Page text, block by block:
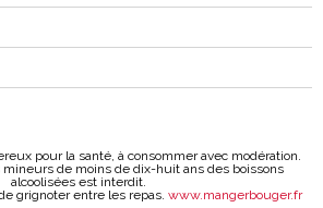
pour la santé, à consommer avec modération.
mineurs de moins de dix-huit ans des boissons
alcoolisées est interdit.
grignoter entre les repas. www.mangerbouger.fr